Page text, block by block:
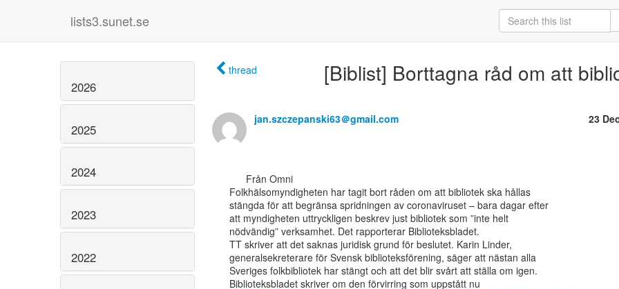
lists3.sunet.se
2026
2025
2024
2023
2022
thread [Biblist] Borttagna råd om att
jan.szczepanski63＠gmail.com 23
Folkhälsomyndigheten har tagit bort råden om att bibliotek ska hållas
stängda för att begränsa spridningen av coronaviruset – bara dagar efter
att myndigheten uttryckligen beskrev just bibliotek som ”inte helt
nödvändig” verksamhet. Det rapporterar Biblioteksbladet.
TT skriver att det saknas juridisk grund för beslutet. Karin Linder,
generalsekreterare för Svensk biblioteksförening, säger att nästan alla
Sveriges folkbibliotek har stängt och att det blir svårt att ställa om igen.